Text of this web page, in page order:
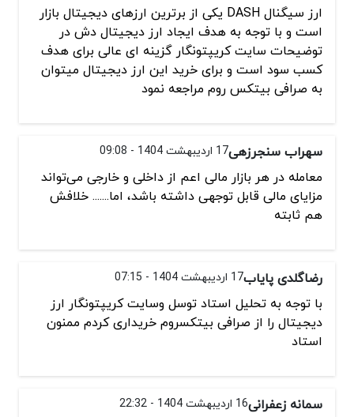
ارز سیگنال DASH یکی از برترین ارزهای دیجیتال بازار
است و با توجه به هدف ایجاد ارز دیجیتال دش در
توضیحات سایت کریپتونگار گزینه ای عالی برای هدف
کسب سود است و برای خرید این ارز دیجیتال میتوان
به صرافی بیتکس روم مراجعه نمود
سهراب سنجرزهی17 اردیبهشت 1404 - 09:08
معامله در هر بازار مالی اعم از داخلی و خارجی می‌تواند
مزایای مالی قابل توجهی داشته باشد، اما....... خلافش
هم ثابته
رضاگلدی پایاب17 اردیبهشت 1404 - 07:15
با توجه به تحلیل استاد توسل وسایت کریپتونگار ارز
دیجیتال را از صرافی بیتکسروم خریداری کردم ممنون
استاد
سمانه زعفرانی16 اردیبهشت 1404 - 22:32